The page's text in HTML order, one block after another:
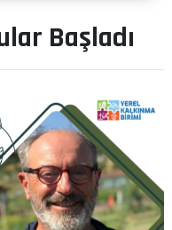
Başladı